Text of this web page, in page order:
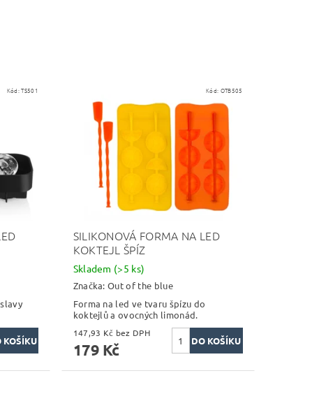
Kód:TS501 Kód: OTB505
SILIKONOVÁ FORMA NA LED
KOKTEJL ŠPÍZ
Skladem (>5 ks)
Značka:Out of the blue
Forma na led ve tvaru špízu do
koktejlů a ovocných limonád.
147,93 Kč bez DPH
179 Kč